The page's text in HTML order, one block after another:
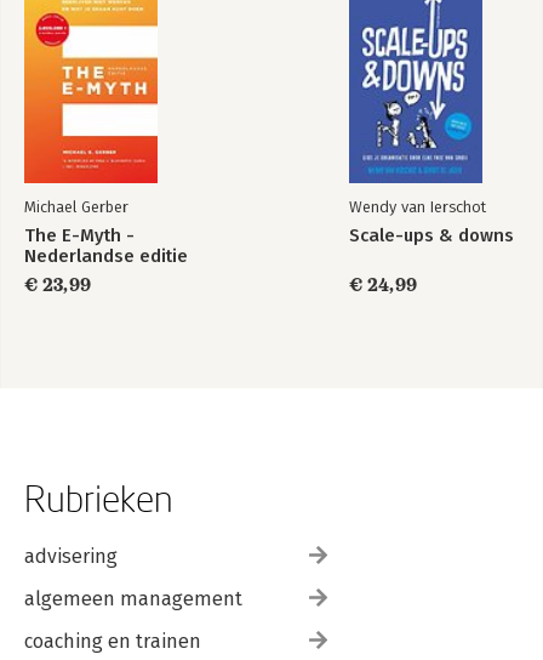
Michael Gerber
The E-Myth -
Nederlandse editie
€ 23,99
Wendy van Ierschot
Scale-ups & downs
€ 24,99
Rubrieken
advisering
algemeen management
coaching en trainen